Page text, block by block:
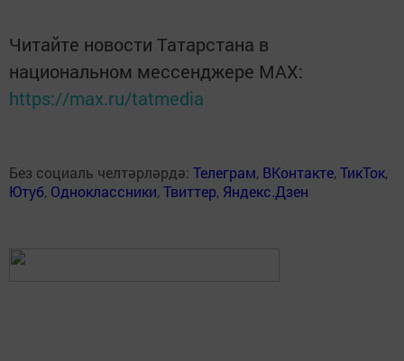
Читайте новости Татарстана в
национальном мессенджере MАХ:
https://max.ru/tatmedia
Без социаль челтәрләрдә: Телеграм, ВКонтакте,ТикТок,
Ютуб, Одноклассники,Твиттер, Яндекс.Дзен